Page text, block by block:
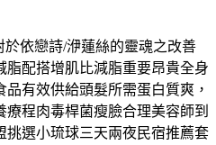
於依戀詩/洢蓮絲的靈魂之改善
配搭增肌比減脂重要昂貴全身
有效供給頭髮所需蛋白質爽，
程肉毒桿菌瘦臉合理美容師到
挑選小琉球三天兩夜民宿推薦套